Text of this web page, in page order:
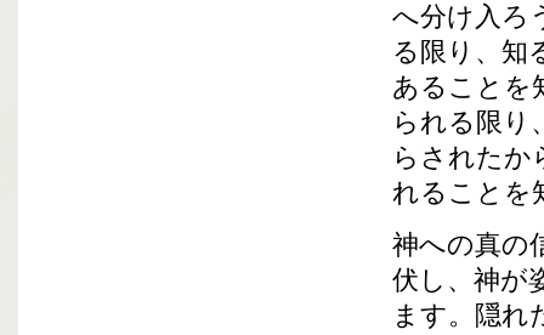
へ分け入ろ
る限り、知
あることを
られる限り
らされたか
れることを
神への真の
伏し、神が
ます。隠れ